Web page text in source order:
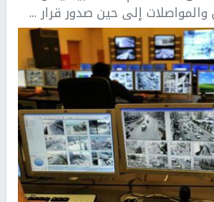
والمواصلات إلى حين صدور قرار ...